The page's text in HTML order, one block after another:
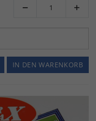
 
IN DEN WARENKORB